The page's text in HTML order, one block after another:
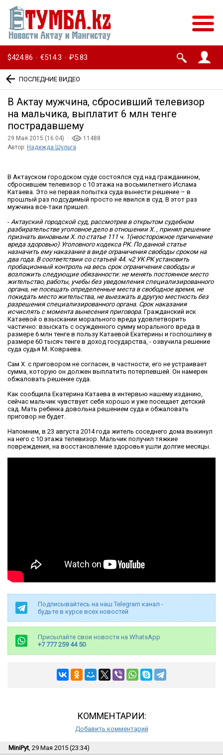
$424.86 · €514.3 · ₽5.83
ПОСЛЕДНИЕ ВИДЕО
В Актау мужчина, сбросивший телевизор
на мальчика, выплатит 6 млн тенге
пострадавшему
29 Мая 2015 (16:04) ·
11488
Автор: Надежда Шульга
В Актауском городском суде состоялся суд над гражданином,
сбросившем телевизор с 10 этажа на восьмилетнего Ислама
Катаева. Это не первая попытка суда вынести решение – в
прошлый раз подсудимый просто не явился в суд. В этот раз
мужчина все-таки пришел.
- Актауский городской суд, рассмотрев в открытом судебном
разбирательстве уголовное дело в отношении Х. , принял решение
признать виновным Х. по статье 111 ч. 1(неосторожное причинение
вреда здоровью) Уголовного кодекса РК. По данной статье
назначить ему наказание в виде ограничения свободы сроком на
два года. В соответствии со статьей 44. ч2 УК РК установить
пробационный контроль на весь срок ограничения свободы и
возложить следующие обязанности: не менять постоянное место
жительство, работы, учебы без уведомления специализированного
органа, не посещать определенные места в свободное время, не
покидать место жительства, не выезжать в другую местность без
разрешения специализированного органа. Срок наказания
исчислять с момента вынесения приговора. Гражданский иск
Катаевой о взыскании морального вреда удовлетворить
частично: взыскать с осужденного сумму морального вреда в
размере 6 млн тенге в пользу Катаевой Екатерины и госпошлину в
размере 60 тысяч тенге в доход государства, - озвучила решение
суда судья М. Ковраева.
Сам Х. с приговором не согласен, в частности, его не устраивает
сумма, которую он должен выплатить потерпевшей. Он намерен
обжаловать решение суда.
Как сообщила Екатерина Катаева в интервью нашему изданию,
сейчас мальчик чувствует себя хорошо и уже посещает детский
сад. Мать ребенка довольна решением суда и обжаловать
приговор не будет.
Напомним, в 23 августа 2014 года житель соседнего дома выкинул
на него с 10 этажа телевизор. Мальчик получил тяжкие
повреждения, на восстановление здоровья ушли долгие месяцы.
Подписывайтесь на наш Telegram канал -
будьте в курсе всех новостей
Присылайте свои новости на WhatsApp
+7 777 259 44 50
КОММЕНТАРИИ:
Добавить комментарий
MiniPyt, 29 Мая 2015 (23:34)